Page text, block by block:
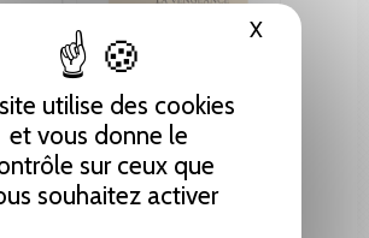
utilise des cookies
et vous donne le
sur ceux que
souhaitez activer
XMasquer